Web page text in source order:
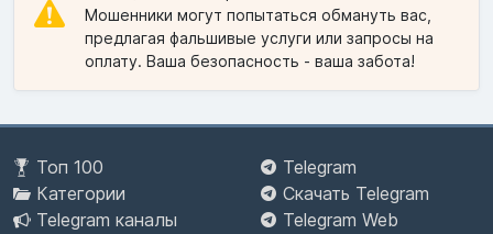
Мошенники могут попытаться обмануть вас,
предлагая фальшивые услуги или запросы на
оплату. Ваша безопасность - ваша забота!
Топ 100
Категории
Telegram каналы
Telegram
Скачать Telegram
Telegram Web